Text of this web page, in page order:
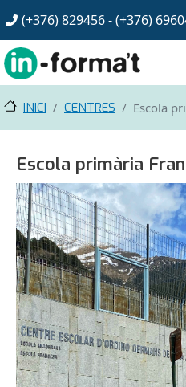
(+376) 829456 - (+376)
INICI CENTRES Escola
Escola primària